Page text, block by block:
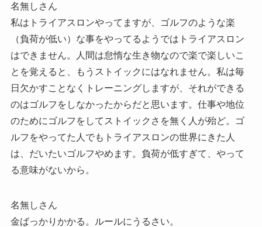
名無しさん
私はトライアスロンやってますが、ゴルフのような楽
（負荷が低い）な事をやってるようではトライアスロン
はできません。人間は怠惰な生き物なので楽で楽しいこ
とを覚えると、もうストイックにはなれません。私は毎
日欠かすことなくトレーニングしますが、それができる
のはゴルフをしなかったからだと思います。仕事や地位
のためにゴルフをしてストイックさを無く人が殆ど。ゴ
ルフをやってた人でもトライアスロンの世界にきた人
は、だいたいゴルフやめます。負荷が低すぎて、やって
る意味がないから。
名無しさん
金ばっかりかかる。ルールにうるさい。